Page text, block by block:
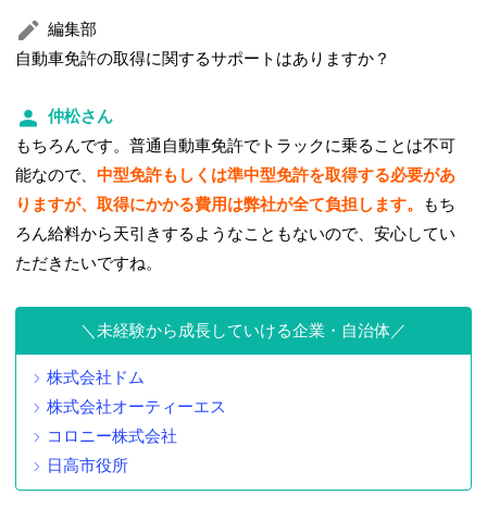
編集部
自動車免許の取得に関するサポートはありますか？
仲松さん
もちろんです。普通自動車免許でトラックに乗ることは不可
能なので、中型免許もしくは準中型免許を取得する必要があ
りますが、取得にかかる費用は弊社が全て負担します。
もち
ろん給料から天引きするようなこともないので、安心してい
ただきたいですね。
未経験から成長していける企業・自治体
株式会社ドム
株式会社オーティーエス
コロニー株式会社
日高市役所